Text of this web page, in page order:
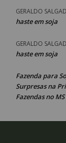
GERALDO
haste em soja
GERALDO
haste em soja
Fazenda para
Surpresas na
Fazendas no MS